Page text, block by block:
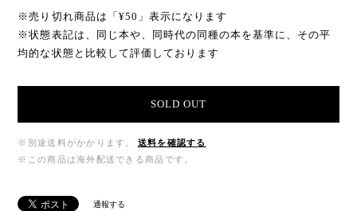
※売り切れ商品は「¥50」表示になります
※状態表記は、同じ本や、同時代の同種の本を基準に、その平
均的な状態と比較して評価しております
SOLD OUT
※別途送料がかかります。
送料を確認する
※この商品は海外配送できる商品です。
通報する